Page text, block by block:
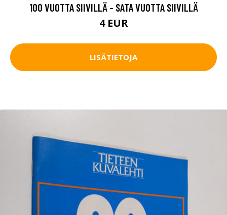
100 VUOTTA SIIVILLÄ - SATA VUOTTA SIIVILLÄ
4 EUR
LISÄTIETOJA